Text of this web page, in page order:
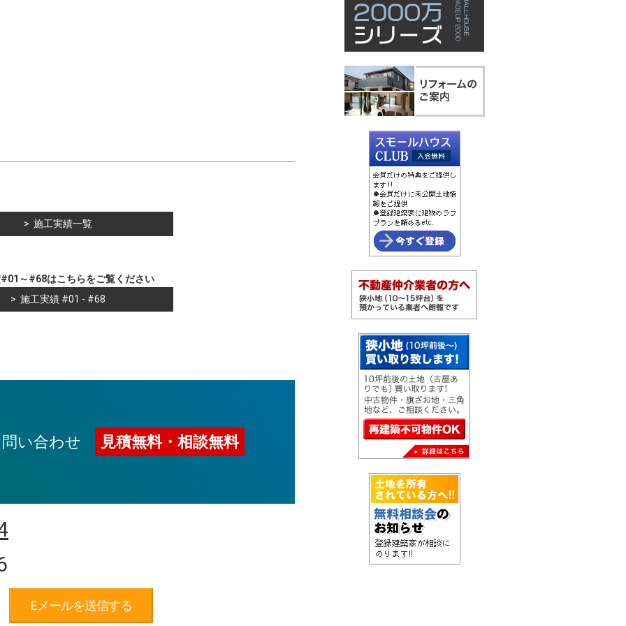
施工実績一覧
～#68はこちらをご覧ください
施工実績 #01 - #68
い合わせ 見積無料・相談無料
Eメールを送信する